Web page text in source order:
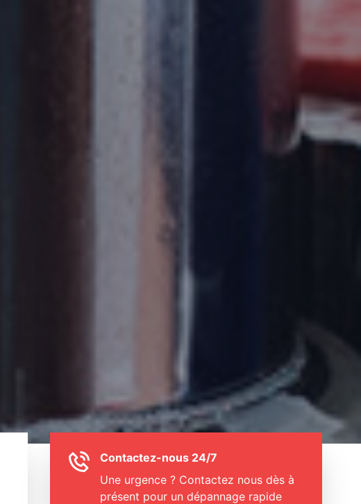
Contactez-nous 24/7
Une urgence ? Contactez nous dès à
présent pour un dépannage rapide